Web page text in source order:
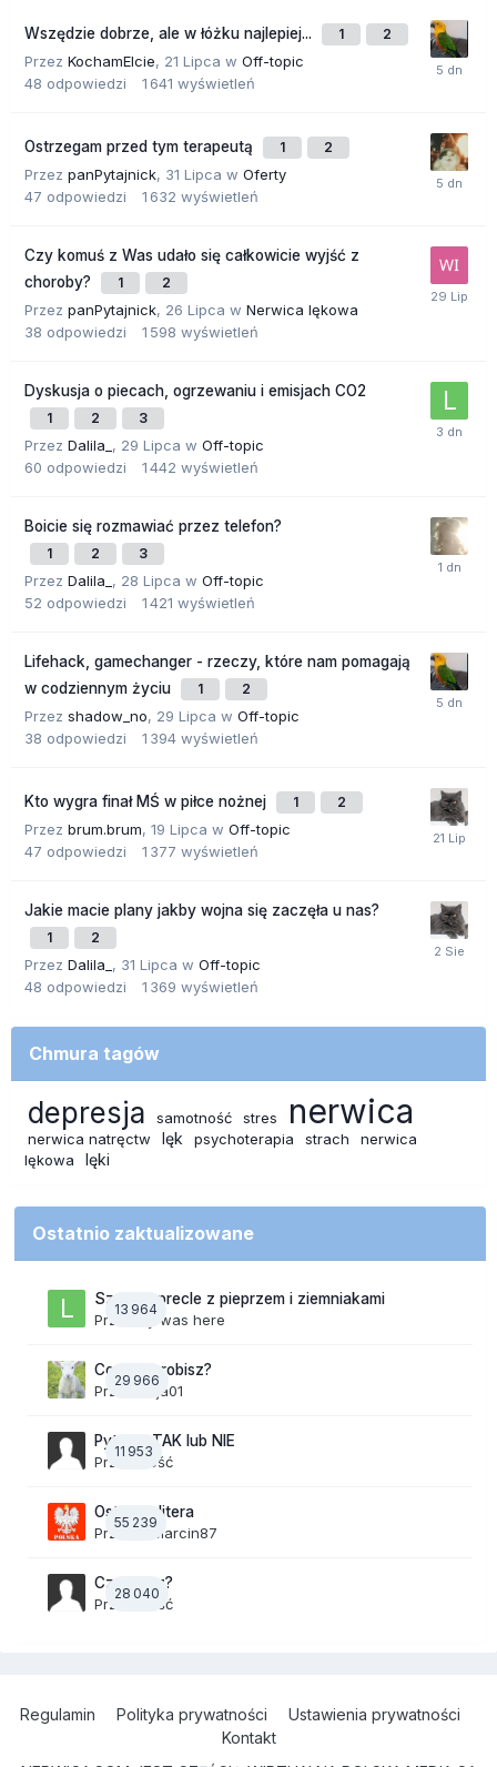
Wszędzie dobrze, ale w łóżku najlepiej... 1 2
Przez KochamElcie, 21 Lipca w Off-topic
48 odpowiedzi 1 641 wyświetleń
Ostrzegam przed tym terapeutą 1 2
Przez panPytajnick, 31 Lipca w Oferty
47 odpowiedzi 1 632 wyświetleń
Czy komuś z Was udało się całkowicie wyjść z
choroby?
1 2
Przez panPytajnick, 26 Lipca w Nerwica lękowa
38 odpowiedzi 1 598 wyświetleń
Dyskusja o piecach, ogrzewaniu i emisjach CO2
1 2 3
Przez Dalila_ , 29 Lipca w Off-topic
60 odpowiedzi 1 442 wyświetleń
Boicie się rozmawiać przez telefon?
1 2 3
Przez Dalila_ , 28 Lipca w Off-topic
52 odpowiedzi 1 421 wyświetleń
Lifehack, gamechanger - rzeczy, które nam pomagają
w codziennym życiu
1 2
Przez shadow_no, 29 Lipca w Off-topic
38 odpowiedzi 1 394 wyświetleń
Kto wygra finał MŚ w piłce nożnej 1 2
Przez brum.brum, 19 Lipca w Off-topic
47 odpowiedzi 1 377 wyświetleń
Jakie macie plany jakby wojna się zaczęła u nas?
1 2
Przez Dalila_ , 31 Lipca w Off-topic
48 odpowiedzi 1 369 wyświetleń
Chmura tagów
depresja samotność stres nerwica
nerwica natręctw lęk psychoterapia strach
nerwica
lękowa
lęki
Ostatnio zaktualizowane
13 964
Szalone precle z pieprzem i ziemniakami
Przez lily was here
29 966
Co teraz robisz?
PrzezAnja01
11 953
Pytania TAK lub NIE
Przez Gość
55 239
Ostatnia litera
Przez19Marcin87
28 040
Czy masz?
Przez Gość
Regulamin Polityka prywatności
Ustawienia prywatności
Kontakt